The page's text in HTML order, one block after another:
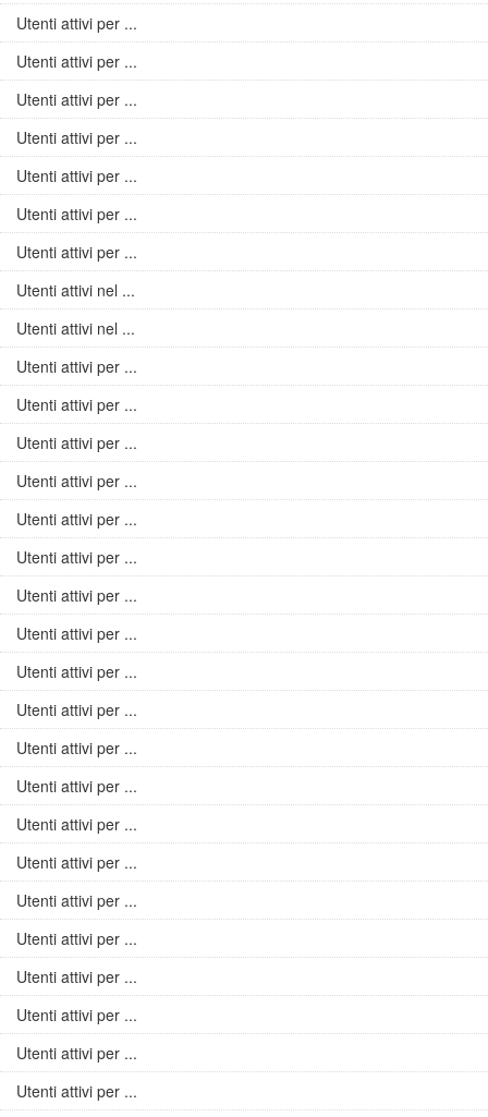
Utenti attivi per ...
Utenti attivi per ...
Utenti attivi per ...
Utenti attivi per ...
Utenti attivi per ...
Utenti attivi per ...
Utenti attivi per ...
Utenti attivi nel ...
Utenti attivi nel ...
Utenti attivi per ...
Utenti attivi per ...
Utenti attivi per ...
Utenti attivi per ...
Utenti attivi per ...
Utenti attivi per ...
Utenti attivi per ...
Utenti attivi per ...
Utenti attivi per ...
Utenti attivi per ...
Utenti attivi per ...
Utenti attivi per ...
Utenti attivi per ...
Utenti attivi per ...
Utenti attivi per ...
Utenti attivi per ...
Utenti attivi per ...
Utenti attivi per ...
Utenti attivi per ...
Utenti attivi per ...